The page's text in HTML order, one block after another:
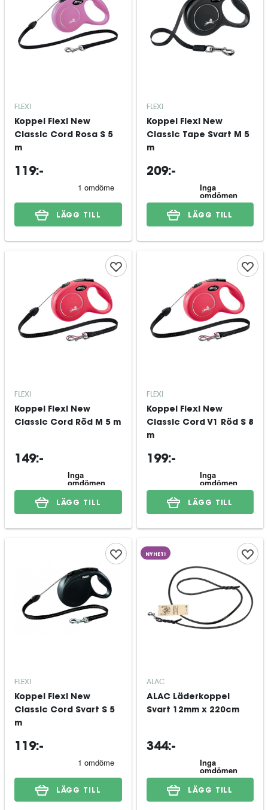
FLEXI
Koppel Flexi New
Classic Cord Rosa S 5
m
119:-
LÄGG TILL
FLEXI
Koppel Flexi New
Classic Tape Svart M 5
m
209:-
LÄGG TILL
FLEXI
Koppel Flexi New
Classic Cord Röd M 5 m
149:-
LÄGG TILL
FLEXI
Koppel Flexi New
Classic Cord V1 Röd S 8
m
199:-
LÄGG TILL
FLEXI
Koppel Flexi New
Classic Cord Svart S 5
m
119:-
LÄGG TILL
NYHET!
ALAC
ALAC Läderkoppel
Svart 12mm x 220cm
344:-
LÄGG TILL